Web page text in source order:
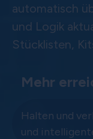
automatisch
und Logik
Stücklisten,
Mehr
Halten und
und